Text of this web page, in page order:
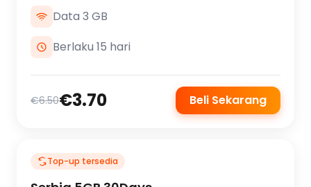
Data 3 GB
Berlaku 15 hari
€6.50€3.70 Beli Sekarang
Top-up tersedia